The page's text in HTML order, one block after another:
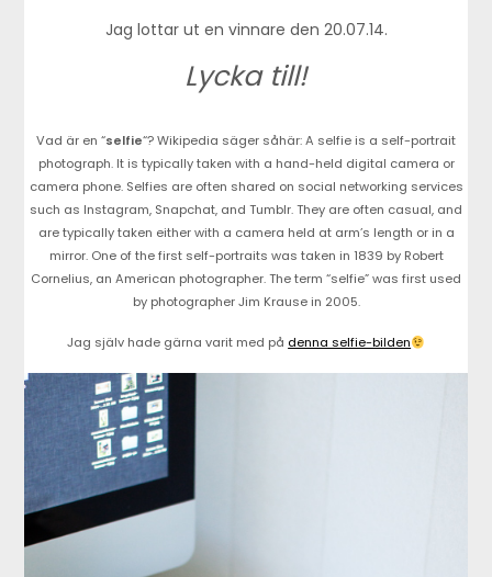
Jag lottar ut en vinnare den 20.07.14.
Lycka till!
Vad är en “selfie“? Wikipedia säger såhär: A selfie is a self-portrait
photograph. It is typically taken with a hand-held digital camera or
camera phone. Selfies are often shared on social networking services
such as Instagram, Snapchat, and Tumblr. They are often casual, and
are typically taken either with a camera held at arm’s length or in a
mirror. One of the first self-portraits was taken in 1839 by Robert
Cornelius, an American photographer. The term “selfie” was first used
by photographer Jim Krause in 2005.
Jag själv hade gärna varit med på denna selfie-bilden